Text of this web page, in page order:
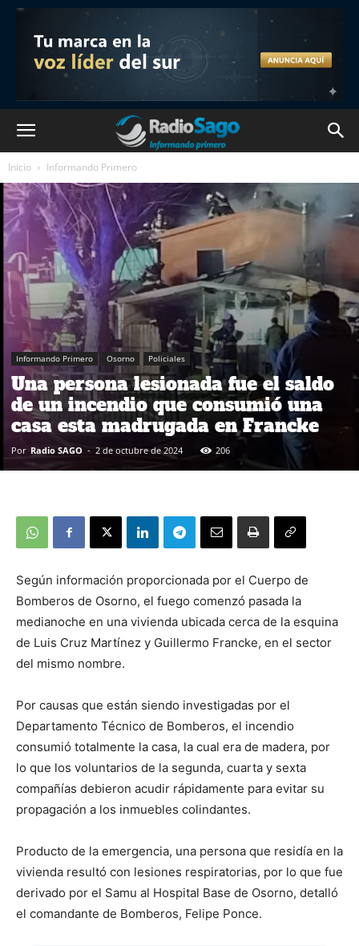
Inicio Informando Primero
Informando Primero Osorno Policiales
Una persona lesionada fue el saldo
de un incendio que consumió una
casa esta madrugada en Francke
Por Radio SAGO - 2 de octubre de 2024 206
Según información proporcionada por el Cuerpo de
Bomberos de Osorno, el fuego comenzó pasada la
medianoche en una vivienda ubicada cerca de la esquina
de Luis Cruz Martínez y Guillermo Francke, en el sector
del mismo nombre.
Por causas que están siendo investigadas por el
Departamento Técnico de Bomberos, el incendio
consumió totalmente la casa, la cual era de madera, por
lo que los voluntarios de la segunda, cuarta y sexta
compañías debieron acudir rápidamente para evitar su
propagación a los inmuebles colindantes.
Producto de la emergencia, una persona que residía en la
vivienda resultó con lesiones respiratorias, por lo que fue
derivado por el Samu al Hospital Base de Osorno, detalló
el comandante de Bomberos, Felipe Ponce.